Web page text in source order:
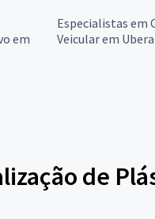
em
Especialistas em
Veicular em
de